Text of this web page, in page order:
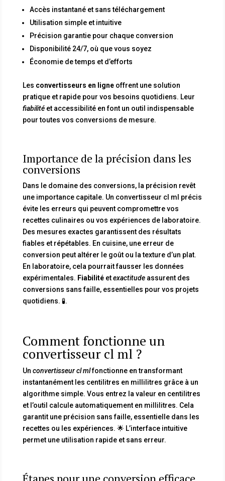
Accès instantané et sans téléchargement
Utilisation simple et intuitive
Précision garantie pour chaque conversion
Disponibilité 24/7, où que vous soyez
Économie de temps et d’efforts
Les convertisseurs en ligneoffrent une solution
pratique et rapide pour vos besoins quotidiens. Leur
fiabilitéet accessibilité en font un outil indispensable
pour toutes vos conversions de mesure.
Importance de la précision dans les
conversions
Dans le domaine des conversions, la précision revêt
une importance capitale. Un convertisseur cl ml précis
évite les erreurs qui peuvent compromettre vos
recettes culinaires ou vos expériences de laboratoire.
Des mesures exactes garantissent des résultats
fiables et répétables. En cuisine, une erreur de
conversion peut altérer le goût ou la texture d’un plat.
En laboratoire, cela pourrait fausser les données
expérimentales. Fiabilitéetexactitudeassurent des
conversions sans faille, essentielles pour vos projets
quotidiens. 🧪.
Comment fonctionne un
convertisseur cl ml ?
Un convertisseur cl mlfonctionne en transformant
instantanément les centilitres en millilitres grâce à un
algorithme simple. Vous entrez la valeur en centilitres
et l’outil calcule automatiquement en millilitres. Cela
garantit une précision sans faille, essentielle dans les
recettes ou les expériences. 🌟 L’interface intuitive
permet une utilisation rapide et sans erreur.